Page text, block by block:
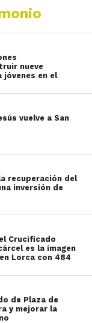
nueve
jóvenes en el
vuelve a San
recuperación del
inversión de
Crucificado
es la imagen
Lorca con 484
de Plaza de
y mejorar la